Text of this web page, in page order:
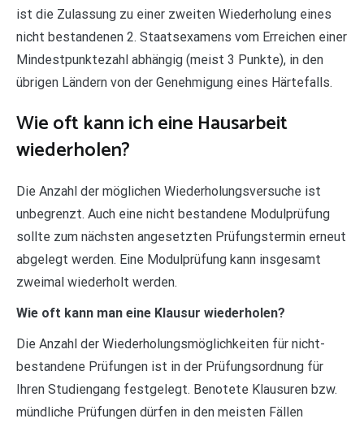
ist die Zulassung zu einer zweiten Wiederholung eines
nicht bestandenen 2. Staatsexamens vom Erreichen einer
Mindestpunktezahl abhängig (meist 3 Punkte), in den
übrigen Ländern von der Genehmigung eines Härtefalls.
Wie oft kann ich eine Hausarbeit
wiederholen?
Die Anzahl der möglichen Wiederholungsversuche ist
unbegrenzt. Auch eine nicht bestandene Modulprüfung
sollte zum nächsten angesetzten Prüfungstermin erneut
abgelegt werden. Eine Modulprüfung kann insgesamt
zweimal wiederholt werden.
Wie oft kann man eine Klausur wiederholen?
Die Anzahl der Wiederholungsmöglichkeiten für nicht-
bestandene Prüfungen ist in der Prüfungsordnung für
Ihren Studiengang festgelegt. Benotete Klausuren bzw.
mündliche Prüfungen dürfen in den meisten Fällen